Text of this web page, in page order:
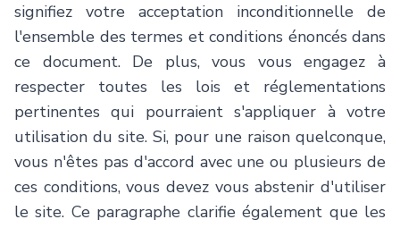
Nous joindre
Français
signifiez votre acceptation inconditionnelle de
l'ensemble des termes et conditions énoncés dans
ce document. De plus, vous vous engagez à
respecter toutes les lois et réglementations
pertinentes qui pourraient s'appliquer à votre
utilisation du site. Si, pour une raison quelconque,
vous n'êtes pas d'accord avec une ou plusieurs de
ces conditions, vous devez vous abstenir d'utiliser
le site. Ce paragraphe clarifie également que les